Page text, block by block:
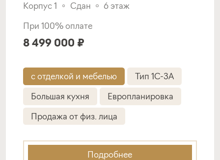
Корпус 1 Сдан
6 этаж
При 100% оплате
8 499 000 ₽
с отделкой и мебелью
Тип 1C-3A
Большая кухня
Европланировка
Продажа от физ. лица
Подробнее